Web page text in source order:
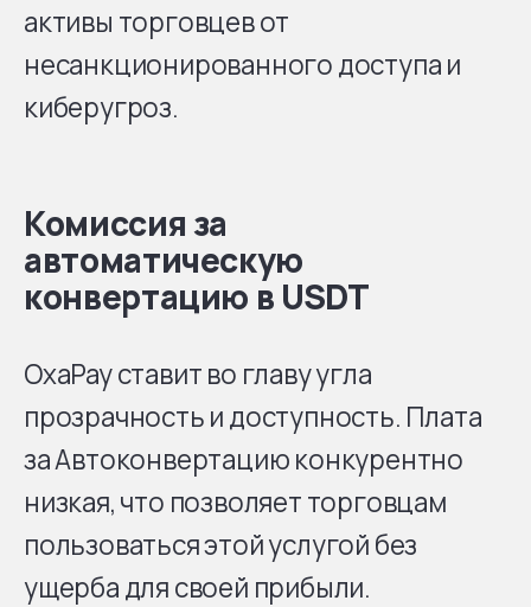
активы торговцев от
несанкционированного доступа и
киберугроз.
Комиссия за
автоматическую
конвертацию в USDT
OxaPay ставит во главу угла
прозрачность и доступность. Плата
за Автоконвертацию конкурентно
низкая, что позволяет торговцам
пользоваться этой услугой без
ущерба для своей прибыли.